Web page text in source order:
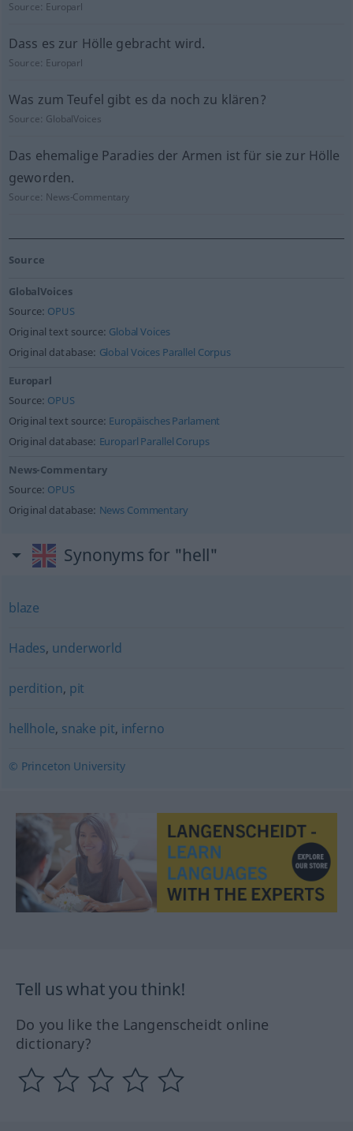
Source: Europarl
Dass es zur Hölle gebracht wird.
Source: Europarl
Was zum Teufel gibt es da noch zu klären?
Source: GlobalVoices
Das ehemalige Paradies der Armen ist für sie zur Hölle
geworden.
Source: News-Commentary
Source
GlobalVoices
Source: OPUS
Original text source: Global Voices
Original database: Global Voices Parallel Corpus
Europarl
Source: OPUS
Original text source: Europäisches Parlament
Original database: Europarl Parallel Corups
News-Commentary
Source: OPUS
Original database: News Commentary
Synonyms for "hell"
blaze
Hades, underworld
perdition, pit
hellhole, snake pit, inferno
© Princeton University
Tell us what you think!
Do you like the Langenscheidt online
dictionary?